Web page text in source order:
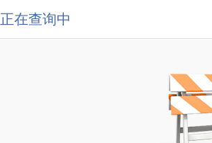
正在查询中